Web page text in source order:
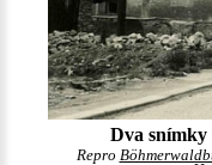
Dva snímky
Repro